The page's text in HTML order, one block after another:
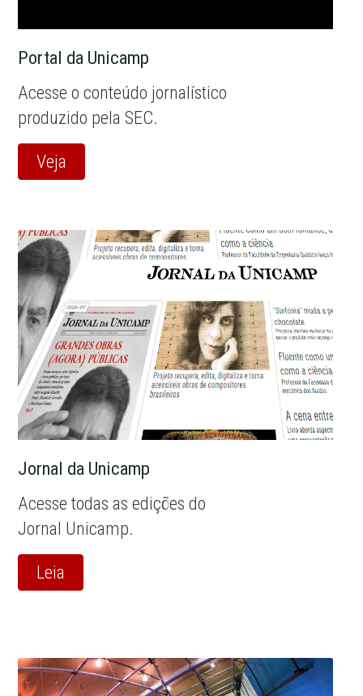
Portal da Unicamp
Acesse o conteúdo jornalístico
produzido pela SEC.
Veja
Jornal da Unicamp
Acesse todas as edições do
Jornal Unicamp.
Leia